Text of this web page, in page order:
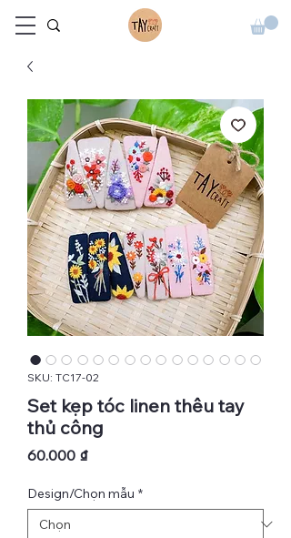
SKU: TC17-02
Set kẹp tóc linen thêu tay
thủ công
60.000 ₫Giá
Design/Chọn mẫu *